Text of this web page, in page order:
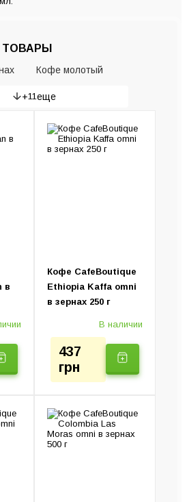
Кофе молотый
Рожковые кофеварки
+11 еще
в
Кофе CafeBoutique
Ethiopia Kaffa omni
в зернах 250 г
В наличии
437
грн